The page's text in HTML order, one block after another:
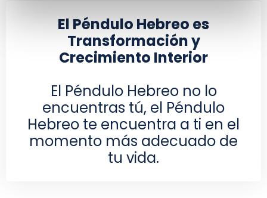
El Péndulo Hebreo es
Transformación y
Crecimiento Interior​
El Péndulo Hebreo no lo
encuentras tú, el Péndulo
Hebreo te encuentra a ti en el
momento más adecuado de
tu vida.